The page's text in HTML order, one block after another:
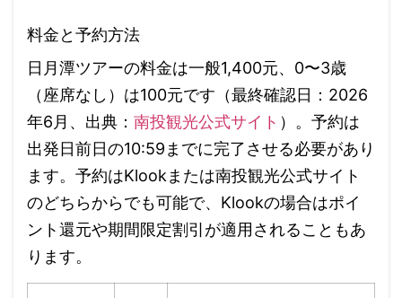
料金と予約方法
日月潭ツアーの料金は一般1,400元、0〜3歳
（座席なし）は100元です（最終確認日：2026
年6月、出典： 南投観光公式サイト ）。予約は
出発日前日の10:59までに完了させる必要があり
ます。予約はKlookまたは南投観光公式サイト
のどちらからでも可能で、Klookの場合はポイ
ント還元や期間限定割引が適用されることもあ
ります。